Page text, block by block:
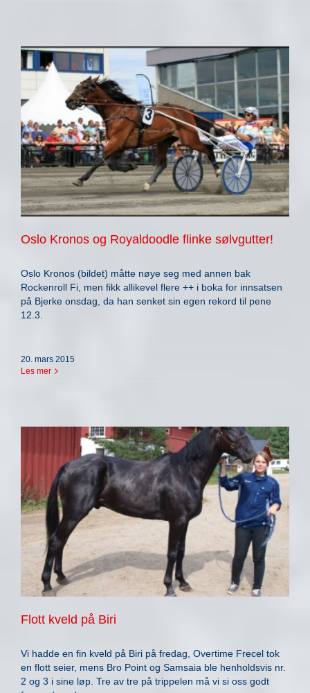
Oslo Kronos og Royaldoodle flinke sølvgutter!
Oslo Kronos (bildet) måtte nøye seg med annen bak
Rockenroll Fi, men fikk allikevel flere ++ i boka for innsatsen
på Bjerke onsdag, da han senket sin egen rekord til pene
12.3.
20. mars 2015
Les mer
Flott kveld på Biri
Vi hadde en fin kveld på Biri på fredag, Overtime Frecel tok
en flott seier, mens Bro Point og Samsaia ble henholdsvis nr.
2 og 3 i sine løp. Tre av tre på trippelen må vi si oss godt